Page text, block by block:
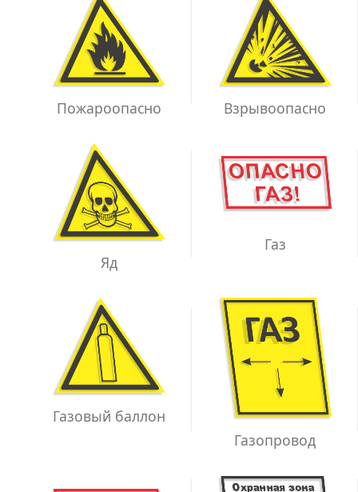
Пожароопасно Взрывоопасно
Яд
Газ
Газовый баллон
Газопровод